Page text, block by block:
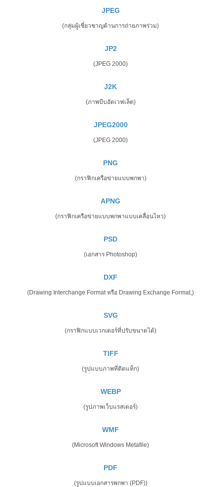
JPEG
(กลุ่มผู้เชี่ยวชาญด้านการถ่ายภาพร่วม)
JP2
(JPEG 2000)
J2K
(ภาพบีบอัดเวฟเล็ต)
JPEG2000
(JPEG 2000)
PNG
(กราฟิกเครือข่ายแบบพกพา)
APNG
(กราฟิกเครือข่ายแบบพกพาแบบเคลื่อนไหว)
PSD
(เอกสาร Photoshop)
DXF
(Drawing Interchange Format หรือ Drawing Exchange Format,)
SVG
(กราฟิกแบบเวกเตอร์ที่ปรับขนาดได้)
TIFF
(รูปแบบภาพที่ติดแท็ก)
WEBP
(รูปภาพเว็บแรสเตอร์)
WMF
(Microsoft Windows Metafile)
PDF
(รูปแบบเอกสารพกพา (PDF))